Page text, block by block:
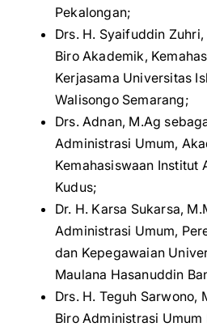
Pekalongan;
Drs. H. Syaifuddin
Biro Akademik,
Kerjasama Universitas
Walisongo Semarang;
Drs. Adnan, M.Ag
Administrasi Umum,
Kemahasiswaan Institut
Kudus;
Dr. H. Karsa Sukarsa,
Administrasi Umum,
dan Kepegawaian
Maulana Hasanuddin
Drs. H. Teguh Sarwono,
Biro Administrasi Umum